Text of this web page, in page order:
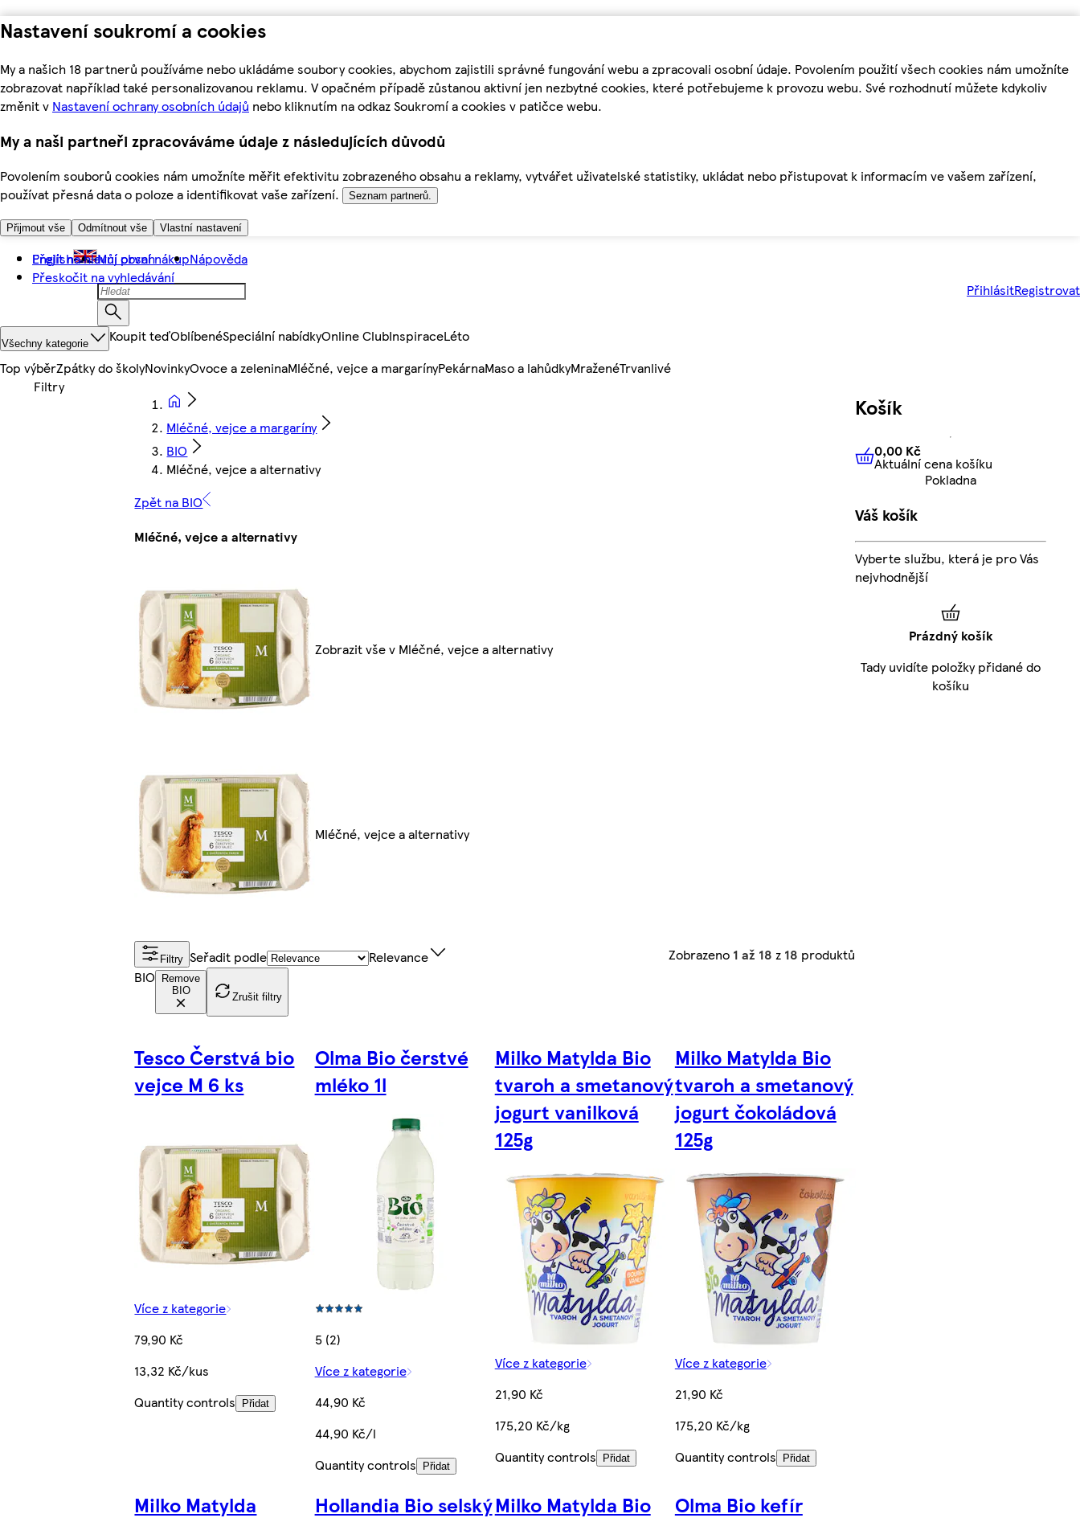
Nastavení soukromí a cookies
My a našich 18 partnerů používáme nebo ukládáme soubory cookies, abychom zajistili správné fungování webu a zpracovali osobní údaje. Povolením použití všech cookies nám umožníte
zobrazovat například také personalizovanou reklamu. V opačném případě zůstanou aktivní jen nezbytné cookies, které potřebujeme k provozu webu. Své rozhodnutí můžete kdykoliv
změnit v Nastavení ochrany osobních údajů nebo kliknutím na odkaz Soukromí a cookies v patičce webu.
My a naši partneři zpracováváme údaje z následujících důvodů
Povolením souborů cookies nám umožníte měřit efektivitu zobrazeného obsahu a reklamy, vytvářet uživatelské statistiky, ukládat nebo přistupovat k informacím ve vašem zařízení,
používat přesná data o poloze a identifikovat vaše zařízení.
Seznam partnerů.
Přijmout vše Odmítnout vše Vlastní nastavení
Přejít na hlavní obsah
Přeskočit na vyhledávání
English Můj první nákupNápověda
PřihlásitRegistrovat
Všechny kategorie Koupit teďOblíbenéSpeciální nabídkyOnline ClubInspiraceLéto
Top výběrZpátky do školyNovinkyOvoce a zeleninaMléčné, vejce a margarínyPekárnaMaso a lahůdkyMraženéTrvanlivé
Mléčné, vejce a margaríny
BIO
Mléčné, vejce a alternativy
Zpět na BIO
Mléčné, vejce a alternativy
Zobrazit vše v Mléčné, vejce a alternativy
Mléčné, vejce a alternativy
Filtry Seřadit podle Relevance Zobrazeno 1 až 18 z 18 produktů
BIO
Remove
BIO
Zrušit filtry
Tesco Čerstvá bio
vejce M 6 ks
Více z kategorie
79,90 Kč
13,32 Kč/kus
Quantity controls
Přidat
Olma Bio čerstvé
mléko 1l
5 (2)
Více z kategorie
44,90 Kč
44,90 Kč/l
Quantity controls
Přidat
Milko Matylda Bio
tvaroh a smetanový
jogurt vanilková
125g
Více z kategorie
21,90 Kč
175,20 Kč/kg
Quantity controls
Přidat
Milko Matylda Bio
tvaroh a smetanový
jogurt čokoládová
125g
Více z kategorie
21,90 Kč
175,20 Kč/kg
Quantity controls
Přidat
Milko Matylda
Hollandia Bio selskýMilko Matylda Bio
Olma Bio kefír
Košík
0,00 KčAktuální cena košíku
0,00 Kč
Aktuální cena košíku
Pokladna
Váš košík
Vyberte službu, která je pro Vás
nejvhodnější
Prázdný košík
Tady uvidíte položky přidané do
košíku